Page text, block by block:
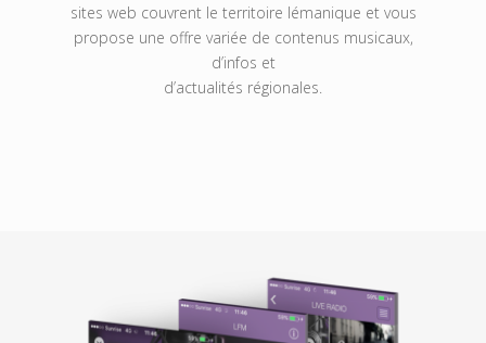
sites web couvrent le territoire lémanique et vous
propose une offre variée de contenus musicaux,
d’infos et
d’actualités régionales.